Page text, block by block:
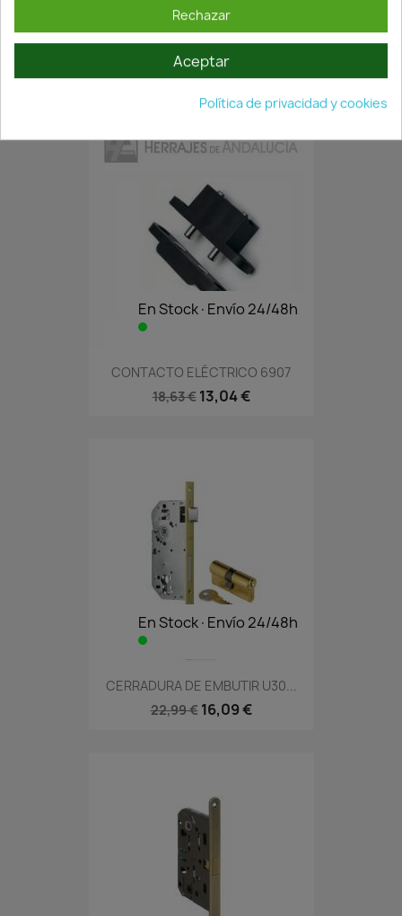
PICAPORTE DE EMBUTIR MODELO...
5,21 €3,65 €
En Stock·Envío 24/48h
CONTACTO ELÉCTRICO 6907
18,63 € 13,04 €
En Stock·Envío 24/48h
CERRADURA DE EMBUTIR U30...
22,99 € 16,09 €
Rechazar
Aceptar
Política de privacidad y cookies